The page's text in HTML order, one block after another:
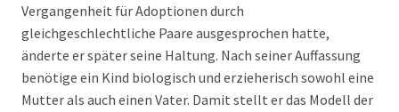
Vergangenheit für Adoptionen durch
gleichgeschlechtliche Paare ausgesprochen hatte,
änderte er später seine Haltung. Nach seiner Auffassung
benötige ein Kind biologisch und erzieherisch sowohl eine
Mutter als auch einen Vater. Damit stellt er das Modell der